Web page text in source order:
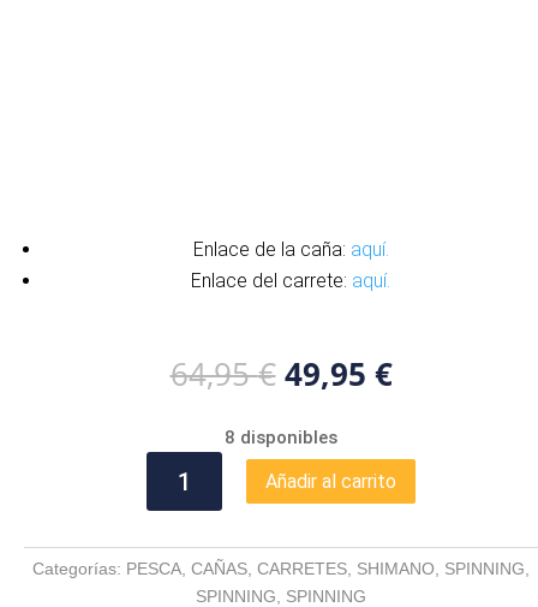
Enlace de la caña: aquí.
Enlace del carrete: aquí.
64,95€ El
precio
original
era:
64,95 €.
49,95 €El
precio
es:
49,95 €.
8 disponibles
SHIMANO
XT
270
Añadir al carrito
Categorías: PESCA CAÑAS CARRETES SHIMANO SPINNING
SPINNING
SPINNING